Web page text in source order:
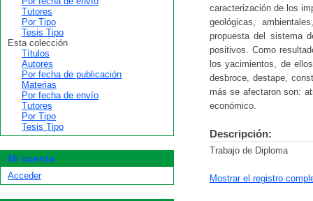
caracterización de los
geológicas,
propuesta del sistema
positivos. Como
los yacimientos, de
desbroce, destape,
más se afectaron son:
económico.
Descripción:
Trabajo de Diploma
Mostrar el registro
Tutores
Por Tipo
Tesis Tipo
Esta colección
Títulos
Autores
Por fecha de publicación
Materias
Por fecha de envío
Tutores
Por Tipo
Tesis Tipo
Mi cuenta
Acceder